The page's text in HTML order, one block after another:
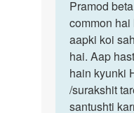
to
Mujhe
Sex
Karna
he
by
Pramod
Pramod
beta
aisa
hona
bohot…
Pramod
common
aapki koi
hai. Aap
hain kyunki
/surakshit
santushti